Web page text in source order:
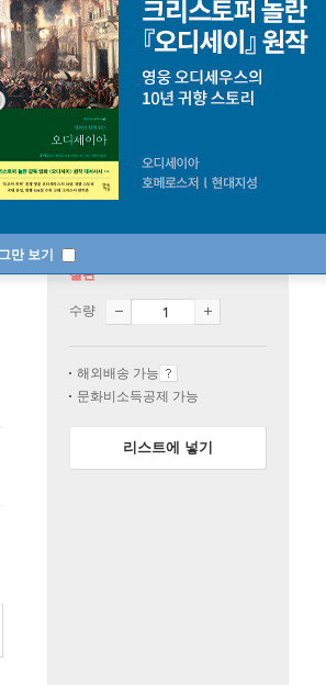
만 보기
절판
수량
해외배송 가능
문화비소득공제 가능
리스트에 넣기